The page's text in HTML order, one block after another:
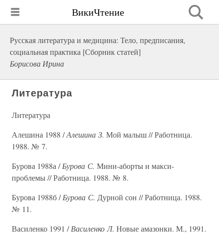
ВикиЧтение
Русская литература и медицина: Тело, предписания,
социальная практика [Сборник статей]
Борисова Ирина
Литература
Литература
Алешина 1988 /Алешина З. Мой малыш // Работница.
1988. № 7.
Бурова 1988а /Бурова С. Мини-аборты и макси-
проблемы // Работница. 1988. № 8.
Бурова 1988б /Бурова С. Дурной сон // Работница. 1988.
№ 11.
Василенко 1991 /Василенко Л. Новые амазонки. М., 1991.